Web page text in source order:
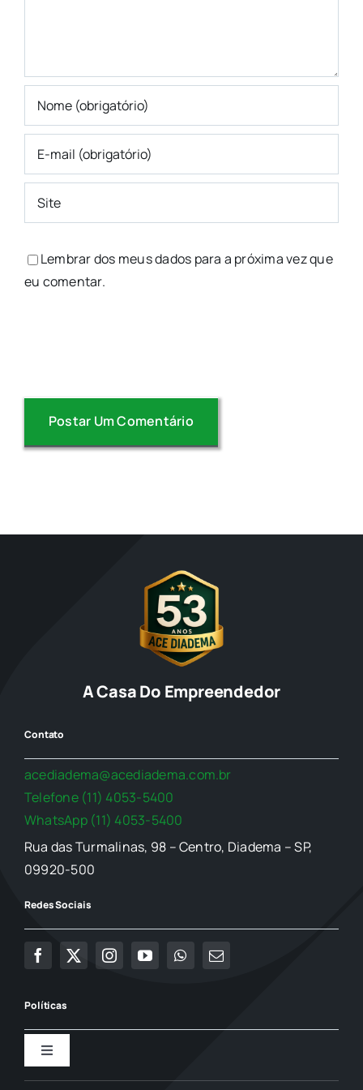
Lembrar dos meus dados para a próxima vez que
eu comentar.
A Casa Do Empreendedor
Contato
acediadema@acediadema.com.br
Telefone (11) 4053-5400
WhatsApp (11) 4053-5400
Rua das Turmalinas, 98 – Centro, Diadema – SP,
09920-500
Redes Sociais
Políticas
Toggle
Navigation